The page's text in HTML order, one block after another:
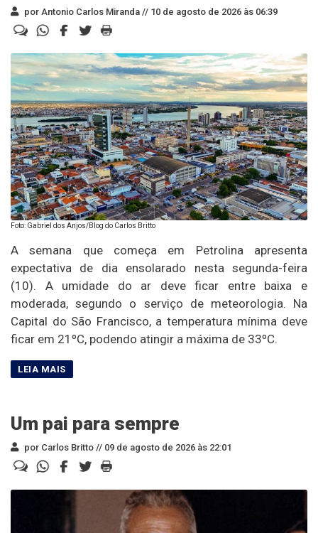
por Antonio Carlos Miranda // 10 de agosto de 2026 às 06:39
Foto: Gabriel dos Anjos/Blog do Carlos Britto
A semana que começa em Petrolina apresenta
expectativa de dia ensolarado nesta segunda-feira
(10). A umidade do ar deve ficar entre baixa e
moderada, segundo o serviço de meteorologia. Na
Capital do São Francisco, a temperatura mínima deve
ficar em 21ºC, podendo atingir a máxima de 33ºC.
Um pai para sempre
por Carlos Britto // 09 de agosto de 2026 às 22:01